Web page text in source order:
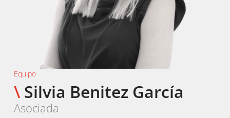
Equipo
\Silvia Benitez García
Asociada